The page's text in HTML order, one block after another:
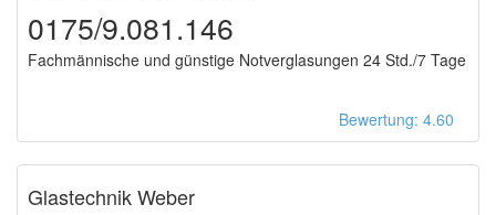
0175/9.081.146
Fachmännische und günstige Notverglasungen 24 Std./7 Tage
Bewertung: 4.60
Glastechnik Weber